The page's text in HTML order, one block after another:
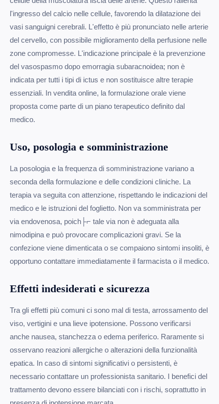
l'ingresso del calcio nelle cellule, favorendo la dilatazione dei
vasi sanguigni cerebrali. L'effetto è più pronunciato nelle arterie
del cervello, con possibile miglioramento della perfusione nelle
zone compromesse. L'indicazione principale è la prevenzione
del vasospasmo dopo emorragia subaracnoidea; non è
indicata per tutti i tipi di ictus e non sostituisce altre terapie
essenziali. In vendita online, la formulazione orale viene
proposta come parte di un piano terapeutico definito dal
medico.
Uso, posologia e somministrazione
La posologia e la frequenza di somministrazione variano a
seconda della formulazione e delle condizioni cliniche. La
terapia va seguita con attenzione, rispettando le indicazioni del
medico e le istruzioni del foglietto. Non va somministrata per
via endovenosa, poich├⌐ tale via non è adeguata alla
nimodipina e può provocare complicazioni gravi. Se la
confezione viene dimenticata o se compaiono sintomi insoliti, è
opportuno contattare immediatamente il farmacista o il medico.
Effetti indesiderati e sicurezza
Tra gli effetti più comuni ci sono mal di testa, arrossamento del
viso, vertigini e una lieve ipotensione. Possono verificarsi
anche nausea, stanchezza o edema periferico. Raramente si
osservano reazioni allergiche o alterazioni della funzionalità
epatica. In caso di sintomi significativi o persistenti, è
necessario contattare un professionista sanitario. I benefici del
trattamento devono essere bilanciati con i rischi, soprattutto in